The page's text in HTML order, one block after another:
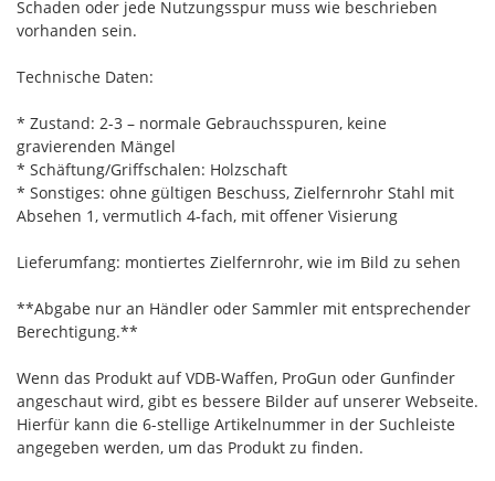
Schaden oder jede Nutzungsspur muss wie beschrieben
vorhanden sein.
Technische Daten:
* Zustand: 2-3 – normale Gebrauchsspuren, keine
gravierenden Mängel
* Schäftung/Griffschalen: Holzschaft
* Sonstiges: ohne gültigen Beschuss, Zielfernrohr Stahl mit
Absehen 1, vermutlich 4-fach, mit offener Visierung
Lieferumfang: montiertes Zielfernrohr, wie im Bild zu sehen
**Abgabe nur an Händler oder Sammler mit entsprechender
Berechtigung.**
Wenn das Produkt auf VDB-Waffen, ProGun oder Gunfinder
angeschaut wird, gibt es bessere Bilder auf unserer Webseite.
Hierfür kann die 6-stellige Artikelnummer in der Suchleiste
angegeben werden, um das Produkt zu finden.